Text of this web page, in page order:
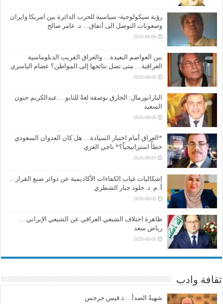
رؤية سيكولوجية- سياسية للحرب الدائرة بين امريكا وايران
وصعوبات التوصل الى أتفاق… د. عامر صالح
2026-08-06
بين العواصم البعيدة… والعراق القريب الدبلوماسية
العراقية… متى تصل نتائجها إلى المواطن؟ عصام الياسري
2026-08-06
البارانورمال: الخارق بوصفه لغةً للتابو….عبدالكريم حنون
السعيد
2026-08-06
*العراق أمام اختبار السيادة… هل كان العدوان السعودي
خطأً استراتيجياً؟* ناجي الغزي
2026-08-05
إشكاليات غياب الكفاءات الأكاديمية عن دوائر صنع القرار…
أ. م. د. خلود جبار الشطري
2026-08-05
ظاهرة اختلاف الشيعي العراقي عن الشيعي الإيراني …
رياض سعد
2026-08-05
ثقافة وادب
شهيةُ الصدأ….د.قيس جرجس